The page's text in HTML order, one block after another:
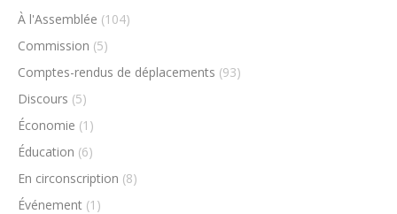
À l'Assemblée (104)
Commission (5)
Comptes-rendus de déplacements (93)
Discours (5)
Économie (1)
Éducation (6)
En circonscription (8)
Événement (1)